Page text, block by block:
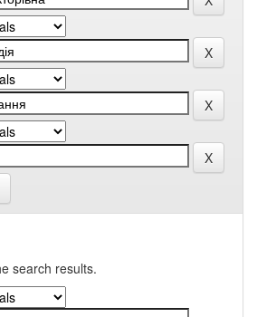
search results.